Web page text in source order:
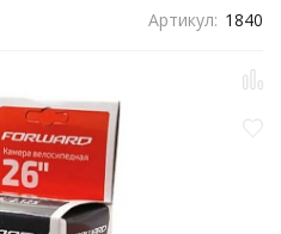
Артикул: 1840